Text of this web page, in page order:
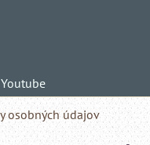
Youtube
osobných údajov